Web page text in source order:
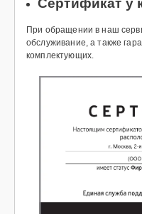
Сертификат у
При обращении в наш
обслуживание, а также
комплектующих.